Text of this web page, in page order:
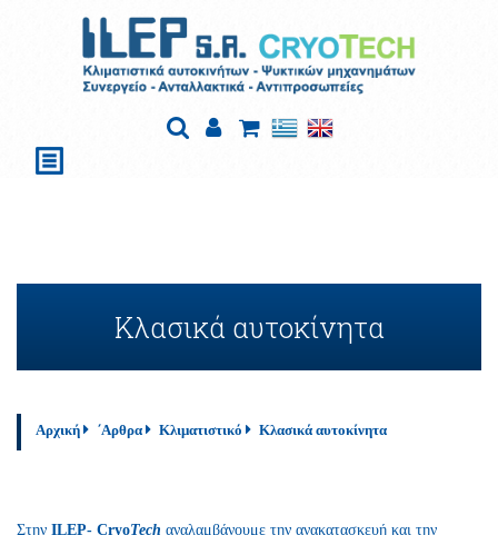
Κλασικά αυτοκίνητα
Αρχική ΄Αρθρα Κλιματιστικό Κλασικά αυτοκίνητα
Στην ILEP- CryoTech αναλαμβάνουμε την ανακατασκευή και την